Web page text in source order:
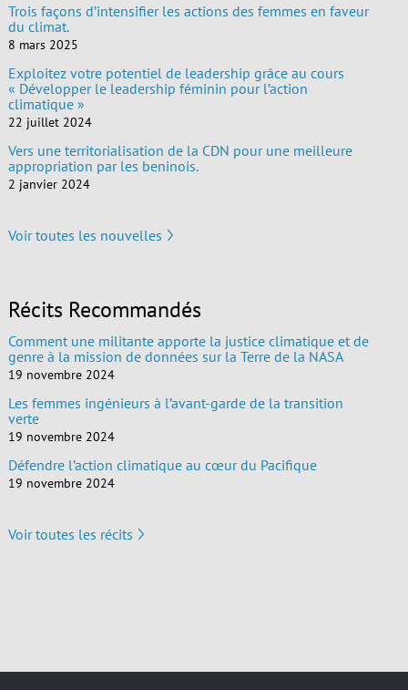
Trois façons d’intensifier les actions des femmes en faveur
du climat.
8 mars 2025
Exploitez votre potentiel de leadership grâce au cours
« Développer le leadership féminin pour l’action
climatique »
22 juillet 2024
Vers une territorialisation de la CDN pour une meilleure
appropriation par les beninois.
2 janvier 2024
Voir toutes les nouvelles
Récits Recommandés
Comment une militante apporte la justice climatique et de
genre à la mission de données sur la Terre de la NASA
19 novembre 2024
Les femmes ingénieurs à l’avant-garde de la transition
verte
19 novembre 2024
Défendre l’action climatique au cœur du Pacifique
19 novembre 2024
Voir toutes les récits